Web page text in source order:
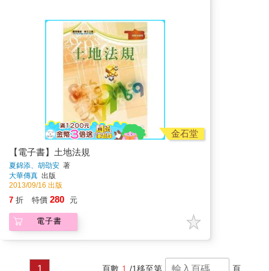
金石堂
【電子書】土地法規
夏錦添、胡劭安 著
大華傳真 出版
2013/09/16 出版
7 折 特價 280 元
電子書
1 頁數 1 /1移至第 頁